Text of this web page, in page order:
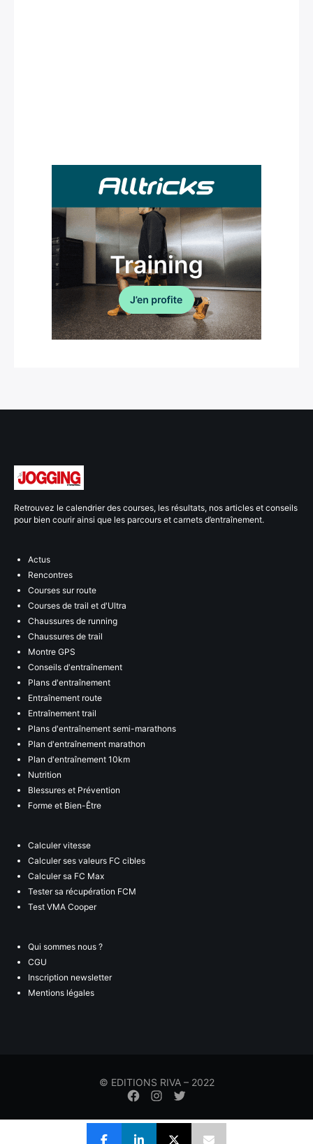
Retrouvez le calendrier des courses, les résultats, nos articles et conseils
pour bien courir ainsi que les parcours et carnets d’entraînement.
Actus
Rencontres
Courses sur route
Courses de trail et d'Ultra
Chaussures de running
Chaussures de trail
Montre GPS
Conseils d'entraînement
Plans d'entraînement
Entraînement route
Entraînement trail
Plans d'entraînement semi-marathons
Plan d'entraînement marathon
Plan d'entraînement 10km
Nutrition
Blessures et Prévention
Forme et Bien-Être
Calculer vitesse
Calculer ses valeurs FC cibles
Calculer sa FC Max
Tester sa récupération FCM
Test VMA Cooper
Qui sommes nous ?
CGU
Inscription newsletter
Mentions légales
© EDITIONS RIVA – 2022
Élément
menude
de